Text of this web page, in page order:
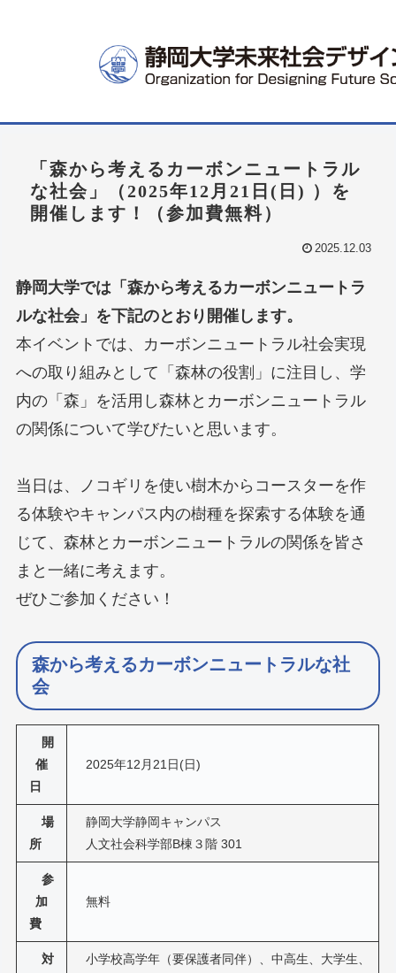
「森から考えるカーボンニュートラル
な社会」（2025年12月21日(日) ）を
開催します！（参加費無料）
2025.12.03
静岡大学では「森から考えるカーボンニュートラ
ルな社会」を下記のとおり開催します。
本イベントでは、カーボンニュートラル社会実現
への取り組みとして「森林の役割」に注目し、学
内の「森」を活用し森林とカーボンニュートラル
の関係について学びたいと思います。
当日は、ノコギリを使い樹木からコースターを作
る体験やキャンパス内の樹種を探索する体験を通
じて、森林とカーボンニュートラルの関係を皆さ
まと一緒に考えます。
ぜひご参加ください！
森から考えるカーボンニュートラルな社
会
開
催
日
2025年12月21日(日)
場
所
静岡大学静岡キャンパス
人文社会科学部B棟３階 301
参
加
費
無料
対
小学校高学年（要保護者同伴）、中高生、大学生、